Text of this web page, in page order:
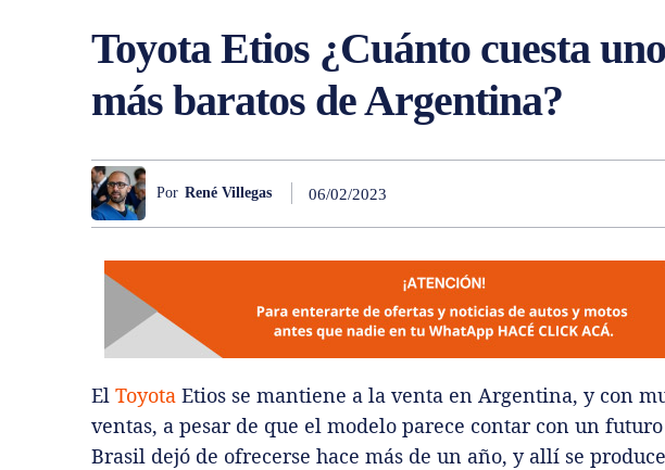
Toyota Etios ¿Cuánto cuesta
más baratos de Argentina?
Por René Villegas 06/02/2023
El Toyota Etios se mantiene a la venta en Argentina, y con
ventas, a pesar de que el modelo parece contar con un
Brasil dejó de ofrecerse hace más de un año, y allí se